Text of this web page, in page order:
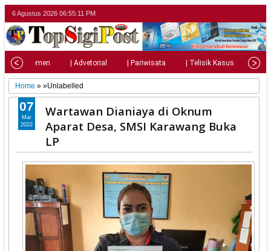
6 Agustus 2026 06:55:12 PM
| Parlemen | Advetorial | Pariwisata | Telisik Kasus |
Home » »Unlabelled
Wartawan Dianiaya di Oknum
Aparat Desa, SMSI Karawang Buka
LP
07
Mar
2022